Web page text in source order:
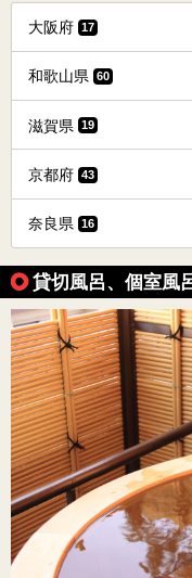
大阪府 17
和歌山県 60
滋賀県 19
京都府 43
奈良県 16
貸切風呂、個室風